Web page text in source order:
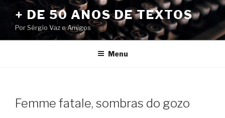
conteúdo
+ DE 50 ANOS DE TEXTOS
Por Sérgio Vaz e Amigos
Menu
Femme fatale, sombras do gozo